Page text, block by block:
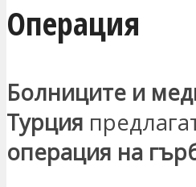
Операция
Болниците и
Турция
операция на